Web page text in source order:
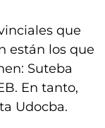
que
están los que
Suteba
En tanto,
Udocba.